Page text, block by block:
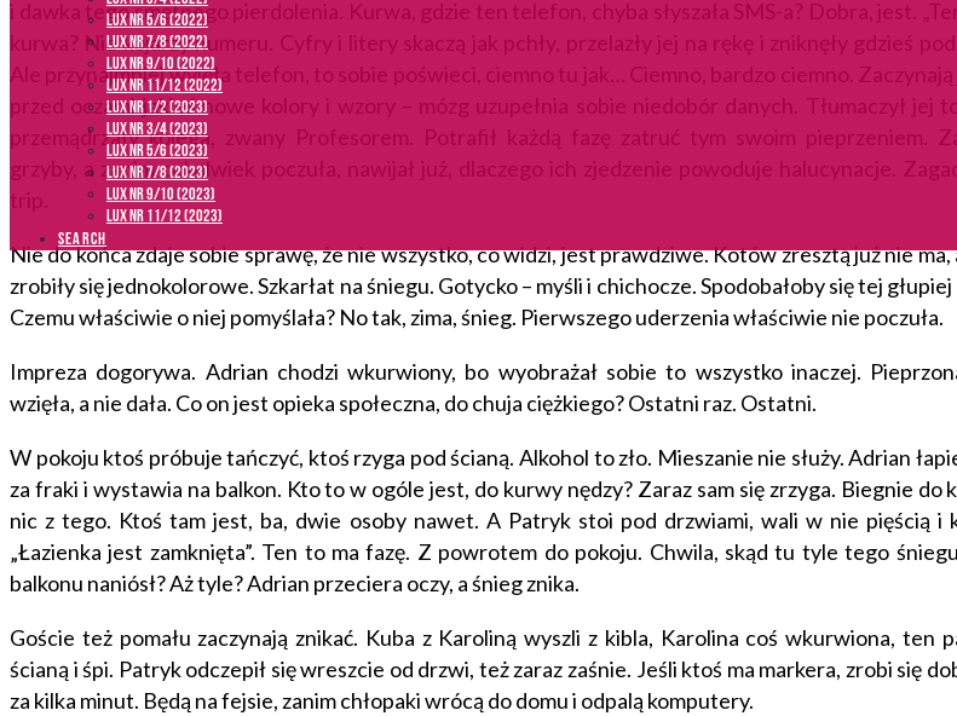
LUX NR 5/6 (2022)
LUX NR 7/8 (2022)
LUX nr 9/10 (2022)
LUX NR 11/12 (2022)
LUX NR 1/2 (2023)
LUX NR 3/4 (2023)
LUX NR 5/6 (2023)
LUX NR 7/8 (2023)
LUX NR 9/10 (2023)
LUX NR 11/12 (2023)
SEARCH
i dawka tego smętnego pierdolenia. Kurwa, gdzie ten telefon, chyba słyszała SMS-a? Dobra, jest.
kurwa? Nie kojarzy numeru. Cyfry i litery skaczą jak pchły, przelazły jej na rękę i zniknęły gdzieś
Ale przynajmniej wyjęła telefon, to sobie poświeci, ciemno tu jak… Ciemno, bardzo ciemno. Zaczynają
przed oczami jakieś nowe kolory i wzory – mózg uzupełnia sobie niedobór danych. Tłumaczył jej
przemądrzały kolega, zwany Profesorem. Potrafił każdą fazę zatruć tym swoim pieprzeniem.
grzyby, a zanim cokolwiek poczuła, nawijał już, dlaczego ich zjedzenie powoduje halucynacje.
trip.
Nie do końca zdaje sobie sprawę, że nie wszystko, co widzi, jest prawdziwe. Kotów zresztą już nie ma,
zrobiły się jednokolorowe. Szkarłat na śniegu. Gotycko – myśli i chichocze. Spodobałoby się tej
Czemu właściwie o niej pomyślała? No tak, zima, śnieg. Pierwszego uderzenia właściwie nie poczuła.
Impreza dogorywa. Adrian chodzi wkurwiony, bo wyobrażał sobie to wszystko inaczej.
wzięła, a nie dała. Co on jest opieka społeczna, do chuja ciężkiego? Ostatni raz. Ostatni.
W pokoju ktoś próbuje tańczyć, ktoś rzyga pod ścianą. Alkohol to zło. Mieszanie nie służy. Adrian
za fraki i wystawia na balkon. Kto to w ogóle jest, do kurwy nędzy? Zaraz sam się zrzyga. Biegnie do
nic z tego. Ktoś tam jest, ba, dwie osoby nawet. A Patryk stoi pod drzwiami, wali w nie pięścią i
„Łazienka jest zamknięta”. Ten to ma fazę. Z powrotem do pokoju. Chwila, skąd tu tyle tego
balkonu naniósł? Aż tyle? Adrian przeciera oczy, a śnieg znika.
Goście też pomału zaczynają znikać. Kuba z Karoliną wyszli z kibla, Karolina coś wkurwiona, ten
ścianą i śpi. Patryk odczepił się wreszcie od drzwi, też zaraz zaśnie. Jeśli ktoś ma markera, zrobi się
za kilka minut. Będą na fejsie, zanim chłopaki wrócą do domu i odpalą komputery.